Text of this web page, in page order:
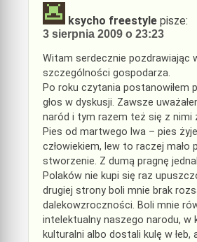
ksycho freestyle pisze:
3 sierpnia 2009 o 23:23
Witam serdecznie pozdrawiając
szczególności gospodarza.
Po roku czytania postanowiłem
głos w dyskusji. Zawsze
naród i tym razem też się z nimi
Pies od martwego lwa – pies
człowiekiem, lew to raczej mało
stworzenie. Z dumą pragnę
Polaków nie kupi się raz
drugiej strony boli mnie brak
dalekowzroczności. Boli mnie
intelektualny naszego narodu, w
kulturalni albo dostali kulę w łeb,